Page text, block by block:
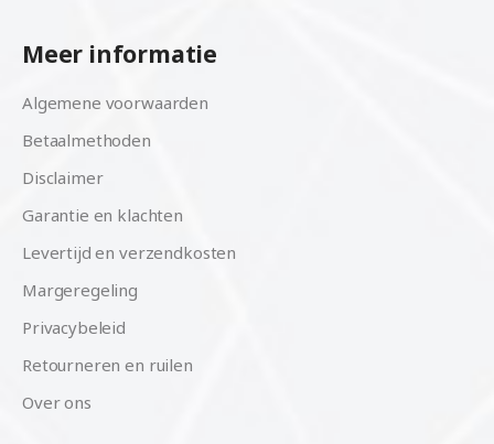
Meer informatie
Algemene voorwaarden
Betaalmethoden
Disclaimer
Garantie en klachten
Levertijd en verzendkosten
Margeregeling
Privacybeleid
Retourneren en ruilen
Over ons